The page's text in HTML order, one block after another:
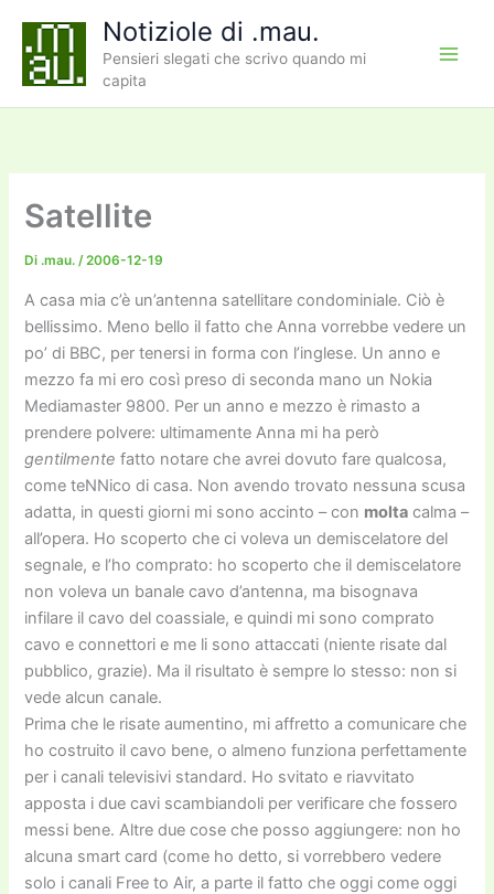
contenuto
Notiziole di .mau.
Pensieri slegati che scrivo quando mi
capita
Satellite
Di .mau./2006-12-19
A casa mia c’è un’antenna satellitare condominiale. Ciò è
bellissimo. Meno bello il fatto che Anna vorrebbe vedere un
po’ di BBC, per tenersi in forma con l’inglese. Un anno e
mezzo fa mi ero così preso di seconda mano un Nokia
Mediamaster 9800. Per un anno e mezzo è rimasto a
prendere polvere: ultimamente Anna mi ha però
gentilmente fatto notare che avrei dovuto fare qualcosa,
come teNNico di casa. Non avendo trovato nessuna scusa
adatta, in questi giorni mi sono accinto – con molta calma –
all’opera. Ho scoperto che ci voleva un demiscelatore del
segnale, e l’ho comprato: ho scoperto che il demiscelatore
non voleva un banale cavo d’antenna, ma bisognava
infilare il cavo del coassiale, e quindi mi sono comprato
cavo e connettori e me li sono attaccati (niente risate dal
pubblico, grazie). Ma il risultato è sempre lo stesso: non si
vede alcun canale.
Prima che le risate aumentino, mi affretto a comunicare che
ho costruito il cavo bene, o almeno funziona perfettamente
per i canali televisivi standard. Ho svitato e riavvitato
apposta i due cavi scambiandoli per verificare che fossero
messi bene. Altre due cose che posso aggiungere: non ho
alcuna smart card (come ho detto, si vorrebbero vedere
solo i canali Free to Air, a parte il fatto che oggi come oggi